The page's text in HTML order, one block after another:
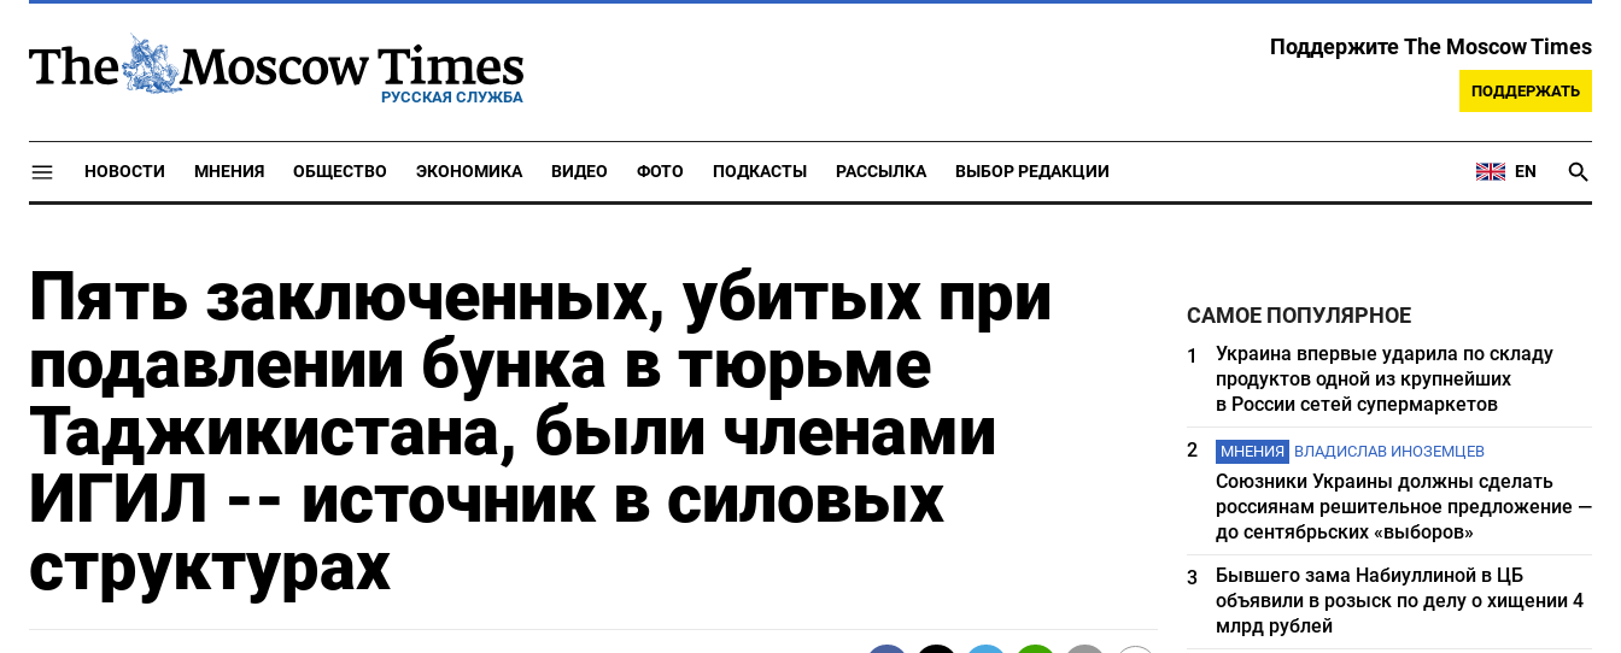
РУССКАЯ СЛУЖБА
Поддержите The Moscow Times
ПОДДЕРЖАТЬ
НОВОСТИ МНЕНИЯ ОБЩЕСТВО ЭКОНОМИКА ВИДЕО ФОТО ПОДКАСТЫ РАССЫЛКА ВЫБОР РЕДАКЦИИ EN
Пять заключенных, убитых при
подавлении бунка в тюрьме
Таджикистана, были членами
ИГИЛ -- источник в силовых
структурах
САМОЕ ПОПУЛЯРНОЕ
1
Украина впервые ударила по складу
продуктов одной из крупнейших
в России сетей супермаркетов
2
МНЕНИЯ ВЛАДИСЛАВ ИНОЗЕМЦЕВ
Союзники Украины должны сделать
россиянам решительное предложение —
до сентябрьских «выборов»
3
Бывшего зама Набиуллиной в ЦБ
объявили в розыск по делу о хищении 4
млрд рублей